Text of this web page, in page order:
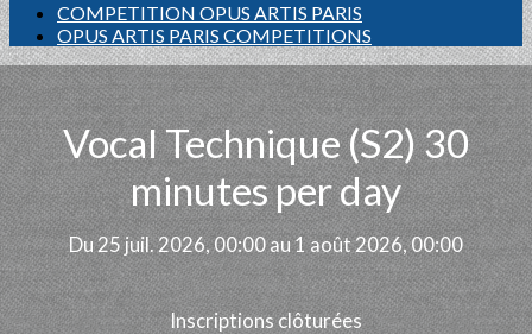
COMPETITION OPUS ARTIS PARIS
OPUS ARTIS PARIS COMPETITIONS
Vocal Technique (S2) 30
minutes per day
Du 25 juil. 2026, 00:00 au 1 août 2026, 00:00
Inscriptions clôturées